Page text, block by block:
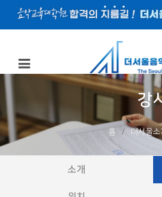
강
홈 더서울소
소개